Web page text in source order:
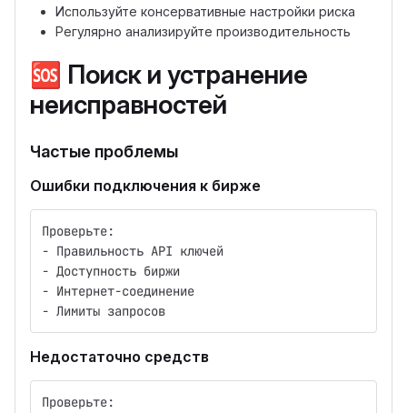
Используйте консервативные настройки риска
Регулярно анализируйте производительность
🆘 Поиск и устранение
неисправностей
Частые проблемы
Ошибки подключения к бирже
Проверьте:
- Правильность API ключей
- Доступность биржи
- Интернет-соединение
- Лимиты запросов
Недостаточно средств
Проверьте: